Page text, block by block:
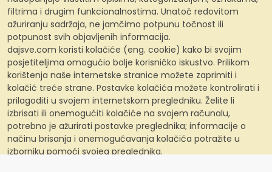
filtrima i drugim funkcionalnostima. Unatoč redovitom
ažuriranju sadržaja, ne jamčimo potpunu točnost ili
potpunost svih objavljenih informacija.
dajsve.com koristi kolačiće (eng. cookie) kako bi svojim
posjetiteljima omogućio bolje korisničko iskustvo. Prilikom
korištenja naše internetske stranice možete zaprimiti i
kolačić treće strane. Postavke kolačića možete kontrolirati i
prilagoditi u svojem internetskom pregledniku. Želite li
izbrisati ili onemogućiti kolačiće na svojem računalu,
potrebno je ažurirati postavke preglednika; informacije o
načinu brisanja i onemogućavanja kolačića potražite u
izborniku pomoći svojeg preglednika.